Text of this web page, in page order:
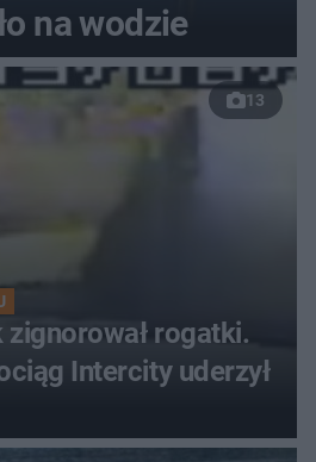
na wodzie
13
rogatki.
Intercity uderzył